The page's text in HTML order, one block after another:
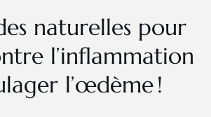
naturelles pour
l’inflammation
l’œdème !